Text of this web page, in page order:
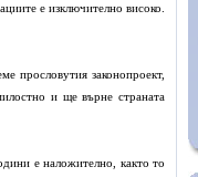
е изключително високо.
законопроект,
и ще върне страната
е наложително, както то